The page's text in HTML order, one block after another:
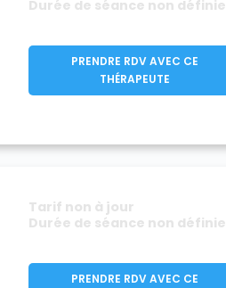
Durée de séance non définie
PRENDRE RDV AVEC CE
THÉRAPEUTE
Tarif non à jour
Durée de séance non définie
PRENDRE RDV AVEC CE